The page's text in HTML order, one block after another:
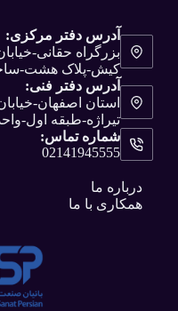
آدرس دفتر مرکزی:
بزرگراه حقانی-
کیش-پلاک هشت-
آدرس دفتر فنی:
استان اصفهان-
تیراژه-طبقه اول-واحد
شماره تماس:
02141945555
درباره ما
همکاری با ما